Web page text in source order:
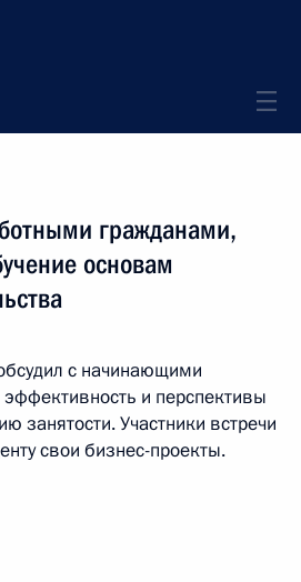
гражданами,
основам
с начинающими
и перспективы
занятости. Участники встречи
свои бизнес-проекты.